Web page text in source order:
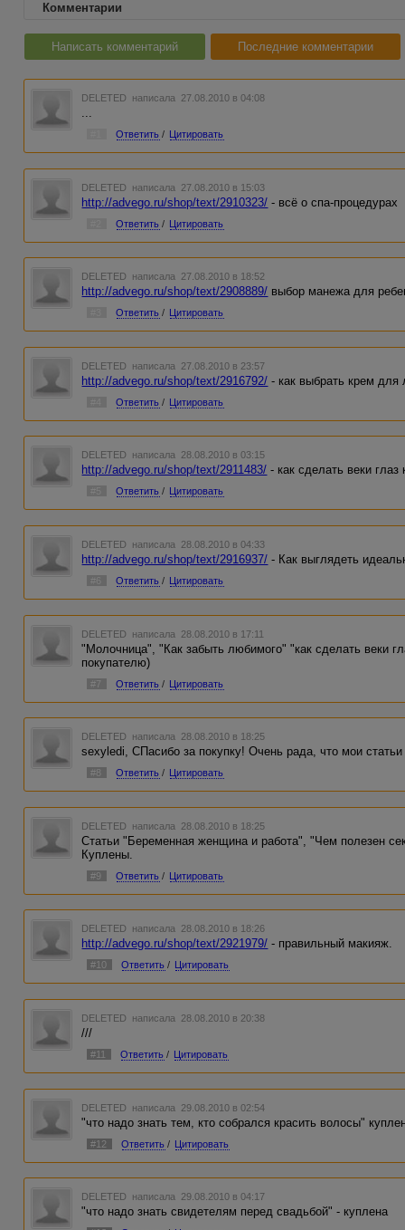
Комментарии
Написать комментарий Последние комментарии
DELETED написала 27.08.2010 в 04:08
...
Ответить / Цитировать
DELETED написала 27.08.2010 в 15:03
http://advego.ru/shop/text/2910323/ - всё о спа-процедурах
Ответить / Цитировать
DELETED написала 27.08.2010 в 18:52
http://advego.ru/shop/text/2908889/ выбор манежа для
Ответить / Цитировать
DELETED написала 27.08.2010 в 23:57
http://advego.ru/shop/text/2916792/ - как выбрать крем для
Ответить / Цитировать
DELETED написала 28.08.2010 в 03:15
http://advego.ru/shop/text/2911483/ - как сделать веки
Ответить / Цитировать
DELETED написала 28.08.2010 в 04:33
http://advego.ru/shop/text/2916937/ - Как выглядеть
#6 Ответить / Цитировать
DELETED написала 28.08.2010 в 17:11
"Молочница", "Как забыть любимого" "как сделать веки
покупателю)
#7 Ответить / Цитировать
DELETED написала 28.08.2010 в 18:25
sexyledi, СПасибо за покупку! Очень рада, что мои
#8 Ответить / Цитировать
DELETED написала 28.08.2010 в 18:25
Статьи "Беременная женщина и работа", "Чем полезен
Куплены.
#9 Ответить / Цитировать
DELETED написала 28.08.2010 в 18:26
http://advego.ru/shop/text/2921979/ - правильный макияж.
#10 Ответить / Цитировать
DELETED написала 28.08.2010 в 20:38
///
#11 Ответить / Цитировать
DELETED написала 29.08.2010 в 02:54
"что надо знать тем, кто собрался красить волосы"
#12 Ответить / Цитировать
DELETED написала 29.08.2010 в 04:17
"что надо знать свидетелям перед свадьбой" - куплена